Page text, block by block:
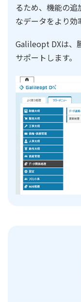
るため、機能の
なデータをより効
Galileopt DXは、
サポートします。